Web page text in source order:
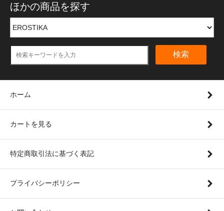
ほかの商品を探す
検索
ホーム
カートを見る
特定商取引法に基づく表記
プライバシーポリシー